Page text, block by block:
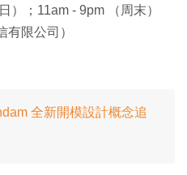
）；11am - 9pm （周末）
限公司）
全新開模設計概念追